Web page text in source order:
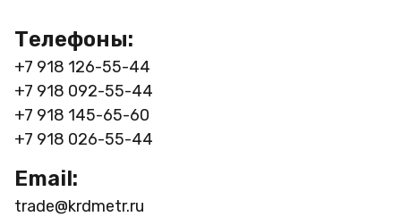
Телефоны:
+7 918 126-55-44
+7 918 092-55-44
+7 918 145-65-60
+7 918 026-55-44
Email:
trade@krdmetr.ru